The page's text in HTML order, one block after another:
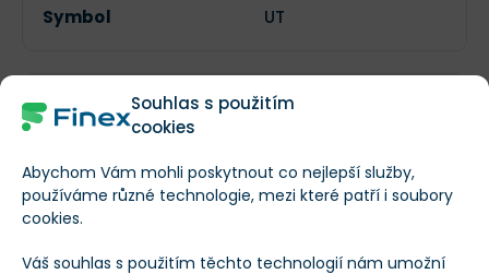
Souhlas s použitím
cookies
Abychom Vám mohli poskytnout co nejlepší služby,
používáme různé technologie, mezi které patří i soubory
cookies.
Váš souhlas s použitím těchto technologií nám umožní
Symbol UT
Lze těžit?
Aktuální počet
tokenů
149 452 034
Maximální počet